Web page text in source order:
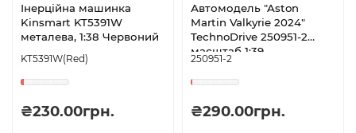
Інерційна машинка
Kinsmart KT5391W
металева, 1:38 Червоний
KT5391W(Red)
₴230.00грн.
Автомодель "Aston
Martin Valkyrie 2024"
TechnoDrive 250951-2
масштаб 1:39
250951-2
₴290.00грн.